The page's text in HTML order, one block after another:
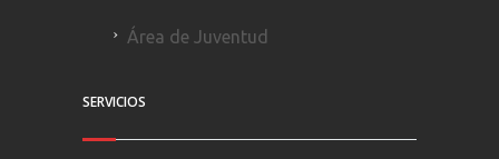
Área de Juventud
SERVICIOS